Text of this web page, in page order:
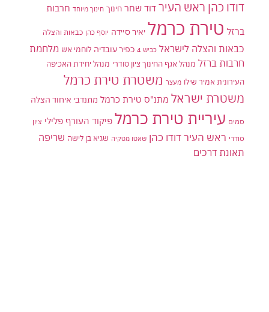
דודו כהן ראש העיר דוד שחר חינוך חינוך מיוחד חרבות
ברזל טירת כרמל יאיר סיידה יוסף כהן כבאות והצלה
כבאות והצלה לישראל כביש 4 כפיר עובדיה לוחמי אש מלחמת
חרבות ברזל מנהל אגף החינוך ציון סודרי מנהל יחידת האכיפה
העירונית אמיר שילו מעצר משטרת טירת כרמל
משטרת ישראל מתנ"ס טירת כרמל מתנדבי איחוד הצלה
סמים עיריית טירת כרמל פיקוד העורף פלילי ציון
סודרי ראש העיר דודו כהן שאטו מטקיה שגיא בן לישה שריפה
תאונת דרכים